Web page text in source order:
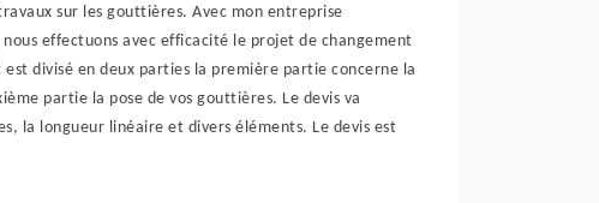
sur les gouttières. Avec mon entreprise
effectuons avec efficacité le projet de changement
divisé en deux parties la première partie concerne la
partie la pose de vos gouttières. Le devis va
la longueur linéaire et divers éléments. Le devis est